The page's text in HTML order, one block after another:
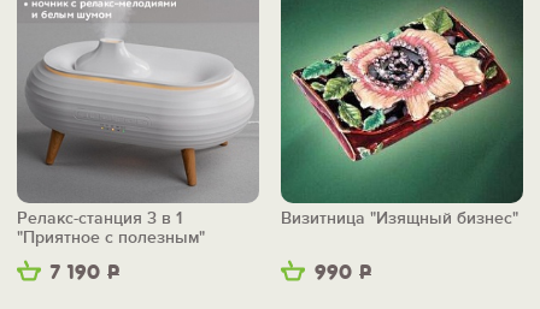
7 190 Р
Релакс-станция 3 в 1
"Приятное с полезным"
990 Р
Визитница "Изящный бизнес"